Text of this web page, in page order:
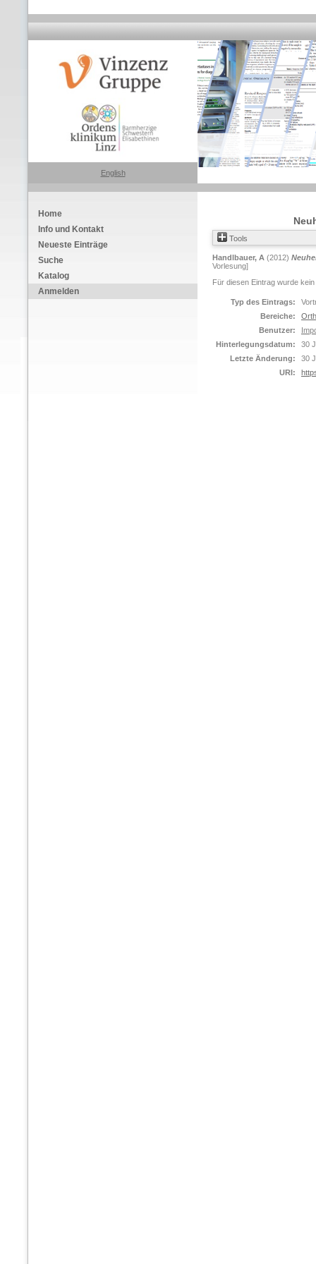
English
Home
Info und Kontakt
Neueste Einträge
Suche
Katalog
Anmelden
Tools
Handlbauer, A (2012)
Vorlesung]
Für diesen Eintrag wurde
Typ des Eintrags:
Bereiche:
Benutzer:
Hinterlegungsdatum:
30
Letzte Änderung:
30
URI: